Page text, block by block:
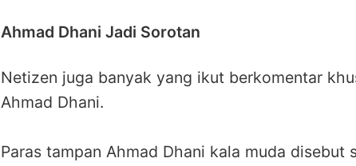
Ahmad Dhani Jadi Sorotan
Netizen juga banyak yang ikut berkomentar
Ahmad Dhani.
Paras tampan Ahmad Dhani kala muda disebut